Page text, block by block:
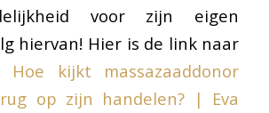
voor zijn eigen
hiervan! Hier is de link naar
Hoe kijkt massazaaddonor
op zijn handelen? | Eva